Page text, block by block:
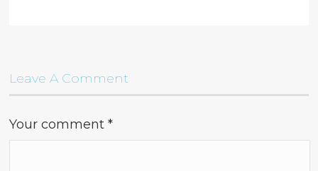
Leave A Comment
Your comment*